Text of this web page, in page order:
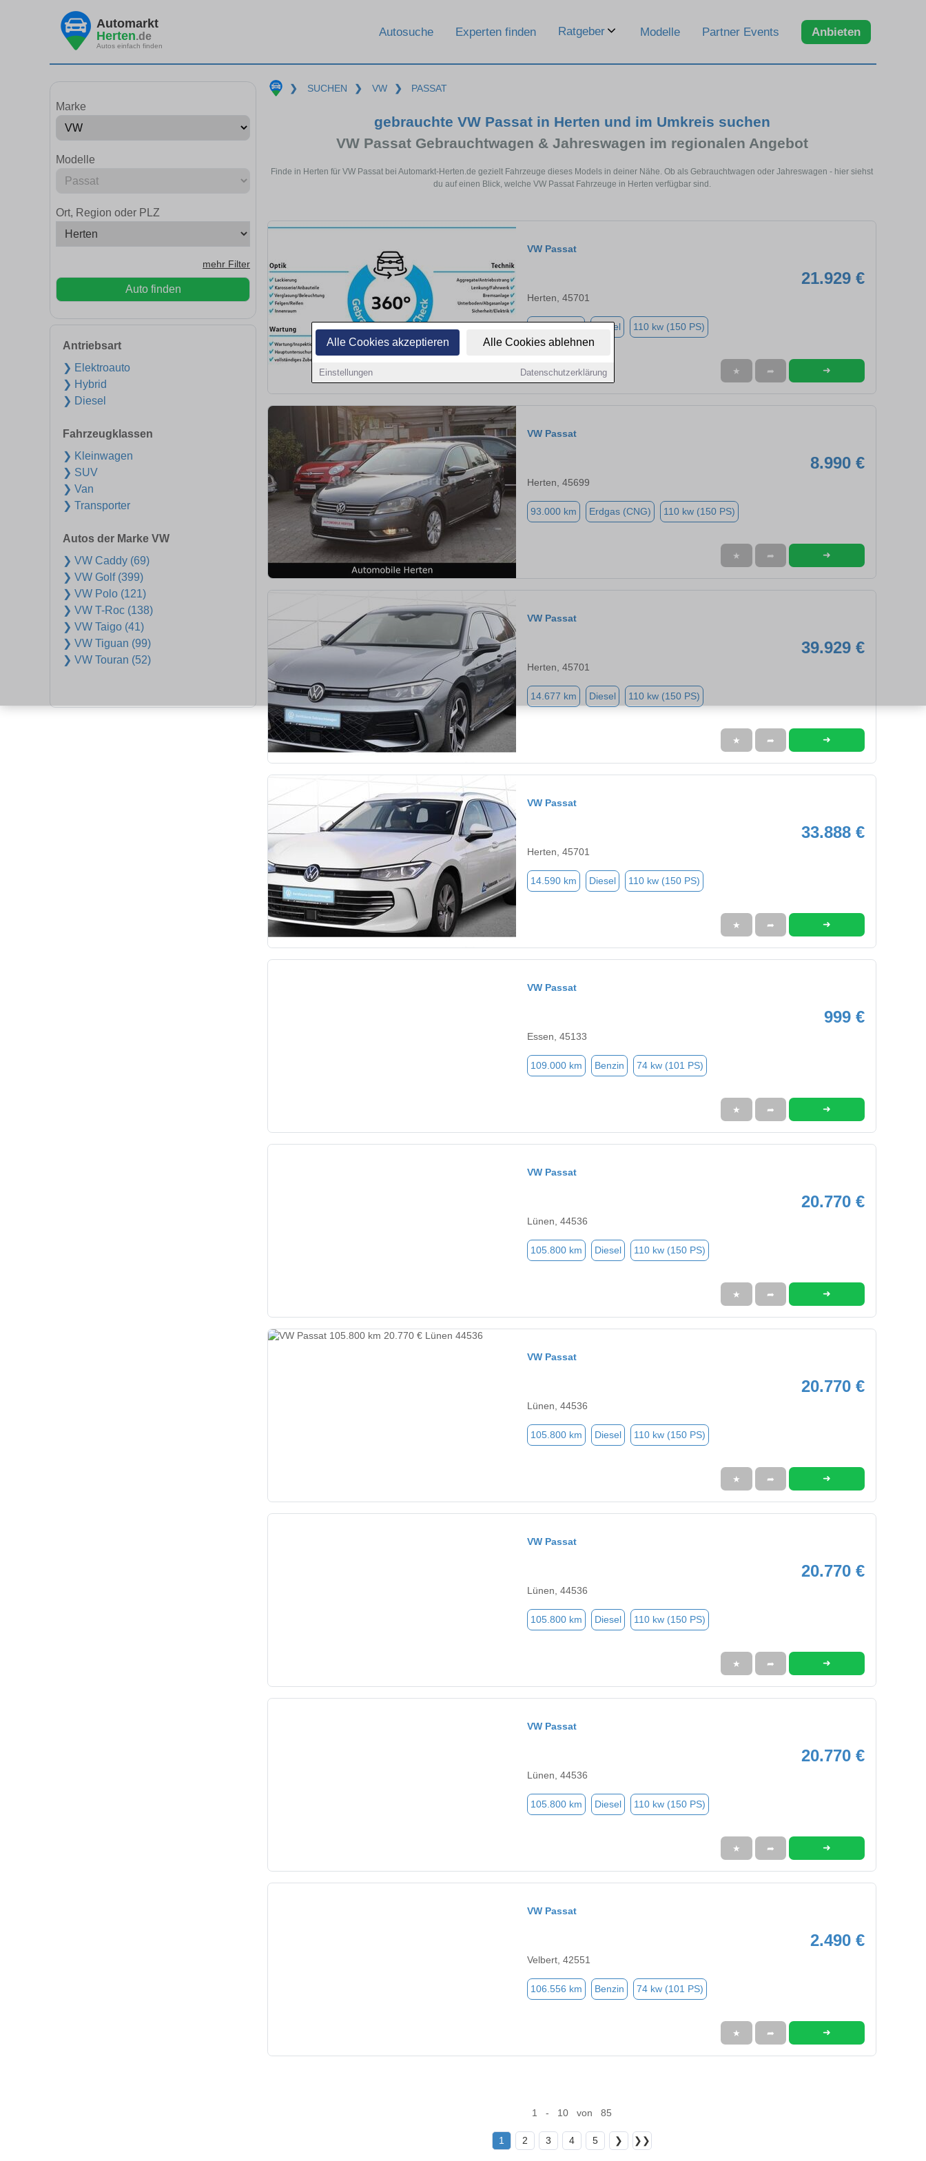
Alle Cookies akzeptieren Alle Cookies ablehnen
Einstellungen Datenschutzerklärung
Automarkt
Herten.de
Autos einfach finden
Autosuche Experten finden Ratgeber Modelle Partner Events Anbieten
Marke
Modelle
Ort, Region oder PLZ
mehr Filter
Auto finden
Antriebsart
❯ Elektroauto
❯ Hybrid
❯ Diesel
Fahrzeugklassen
❯ Kleinwagen
❯ SUV
❯ Van
❯ Transporter
Autos der Marke VW
❯ VW Caddy (69)
❯ VW Golf (399)
❯ VW Polo (121)
❯ VW T-Roc (138)
❯ VW Taigo (41)
❯ VW Tiguan (99)
❯ VW Touran (52)
❯ SUCHEN ❯ VW ❯ PASSAT
gebrauchte VW Passat in Herten und im Umkreis suchen
VW Passat Gebrauchtwagen & Jahreswagen im regionalen Angebot
Finde in Herten für VW Passat bei Automarkt-Herten.de gezielt Fahrzeuge dieses Models in deiner Nähe. Ob als Gebrauchtwagen oder Jahreswagen - hier siehst
du auf einen Blick, welche VW Passat Fahrzeuge in Herten verfügbar sind.
VW Passat
21.929 €
Herten, 45701
Diesel 110 kw (150 PS)
★ ➦ ➜
VW Passat
8.990 €
Herten, 45699
93.000 km Erdgas (CNG) 110 kw (150 PS)
★ ➦ ➜
VW Passat
39.929 €
Herten, 45701
14.677 km Diesel 110 kw (150 PS)
★ ➦ ➜
VW Passat
33.888 €
Herten, 45701
14.590 km Diesel 110 kw (150 PS)
★ ➦ ➜
VW Passat
999 €
Essen, 45133
109.000 km Benzin 74 kw (101 PS)
★ ➦ ➜
VW Passat
20.770 €
Lünen, 44536
105.800 km Diesel 110 kw (150 PS)
★ ➦ ➜
VW Passat
20.770 €
Lünen, 44536
105.800 km Diesel 110 kw (150 PS)
★ ➦ ➜
VW Passat
20.770 €
Lünen, 44536
105.800 km Diesel 110 kw (150 PS)
★ ➦ ➜
VW Passat
20.770 €
Lünen, 44536
105.800 km Diesel 110 kw (150 PS)
★ ➦ ➜
VW Passat
2.490 €
Velbert, 42551
106.556 km Benzin 74 kw (101 PS)
★ ➦ ➜
1 - 10 von 85
1 2 3 4 5 ❯ ❯❯